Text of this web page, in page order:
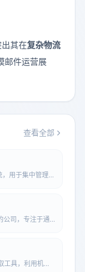
其在复杂物流
邮件运营展
查看全部
用于集中管理人
公司，专注于通
工具，利用机器